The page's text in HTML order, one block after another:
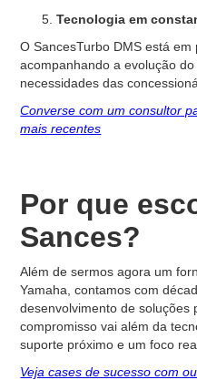
Tecnologia em
O SancesTurbo DMS está em
acompanhando a evolução
necessidades das
Converse com um consultor
mais recentes
Por que
Sances?
Além de sermos agora um
Yamaha, contamos com
desenvolvimento de soluções
compromisso vai além da
suporte próximo e um foco
Veja cases de sucesso com